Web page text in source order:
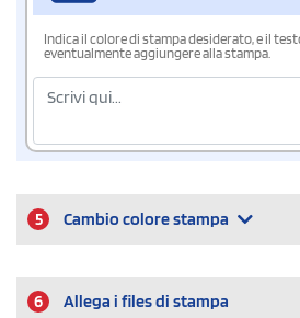
Indica il colore di stampa desiderato, e il
eventualmente aggiungere alla stampa.
5 Cambio colore stampa
6 Allega i files di stampa